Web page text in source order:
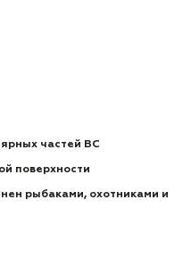
частей ВС
поверхности
рыбаками, охотниками и